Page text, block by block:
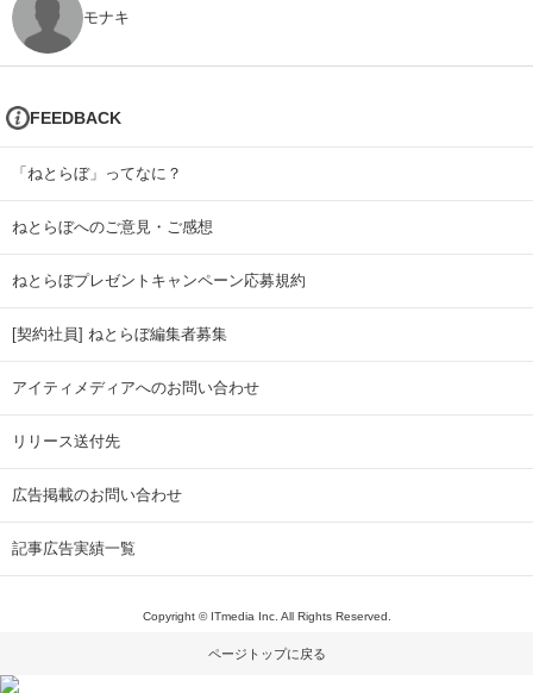
モナキ
FEEDBACK
「ねとらぼ」ってなに？
ねとらぼへのご意見・ご感想
ねとらぼプレゼントキャンペーン応募規約
[契約社員] ねとらぼ編集者募集
アイティメディアへのお問い合わせ
リリース送付先
広告掲載のお問い合わせ
記事広告実績一覧
Copyright © ITmedia Inc. All Rights Reserved.
ページトップに戻る